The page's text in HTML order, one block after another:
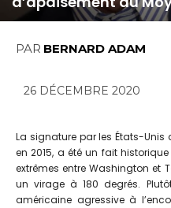
PAR BERNARD ADAM
26 DÉCEMBRE 2020
La signature par les États-Unis
en 2015, a été un fait
extrêmes entre Washington et
un virage à 180 degrés.
américaine agressive à